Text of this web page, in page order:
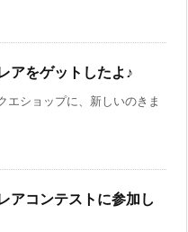
アをゲットしたよ♪
エショップに、新しいのきま
アコンテストに参加し